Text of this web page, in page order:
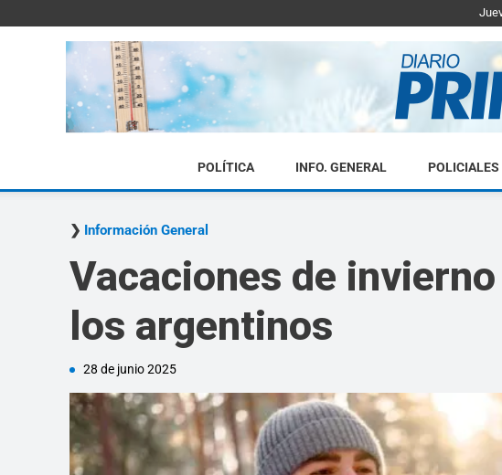
POLÍTICA INFO. GENERAL POLICIALES
Información General
Vacaciones de
los argentinos
28 de junio 2025